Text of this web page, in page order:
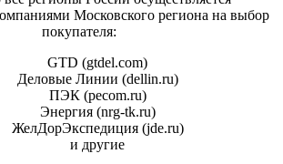
Московского региона на выбор
покупателя:
GTD (gtdel.com)
Деловые Линии (dellin.ru)
ПЭК (pecom.ru)
Энергия (nrg-tk.ru)
ЖелДорЭкспедиция (jde.ru)
и другие